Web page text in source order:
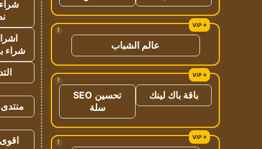
!
عالم الشباب
!
باقة باك لينك
تحسين SEO
سلة
!
شراء